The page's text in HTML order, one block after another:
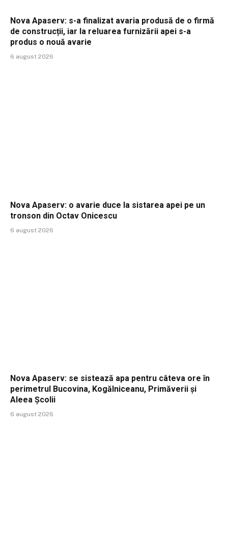
Nova Apaserv: s-a finalizat avaria produsă de o firmă
de construcții, iar la reluarea furnizării apei s-a
produs o nouă avarie
6 august 2026
Nova Apaserv: o avarie duce la sistarea apei pe un
tronson din Octav Onicescu
6 august 2026
Nova Apaserv: se sistează apa pentru câteva ore în
perimetrul Bucovina, Kogălniceanu, Primăverii și
Aleea Școlii
6 august 2026